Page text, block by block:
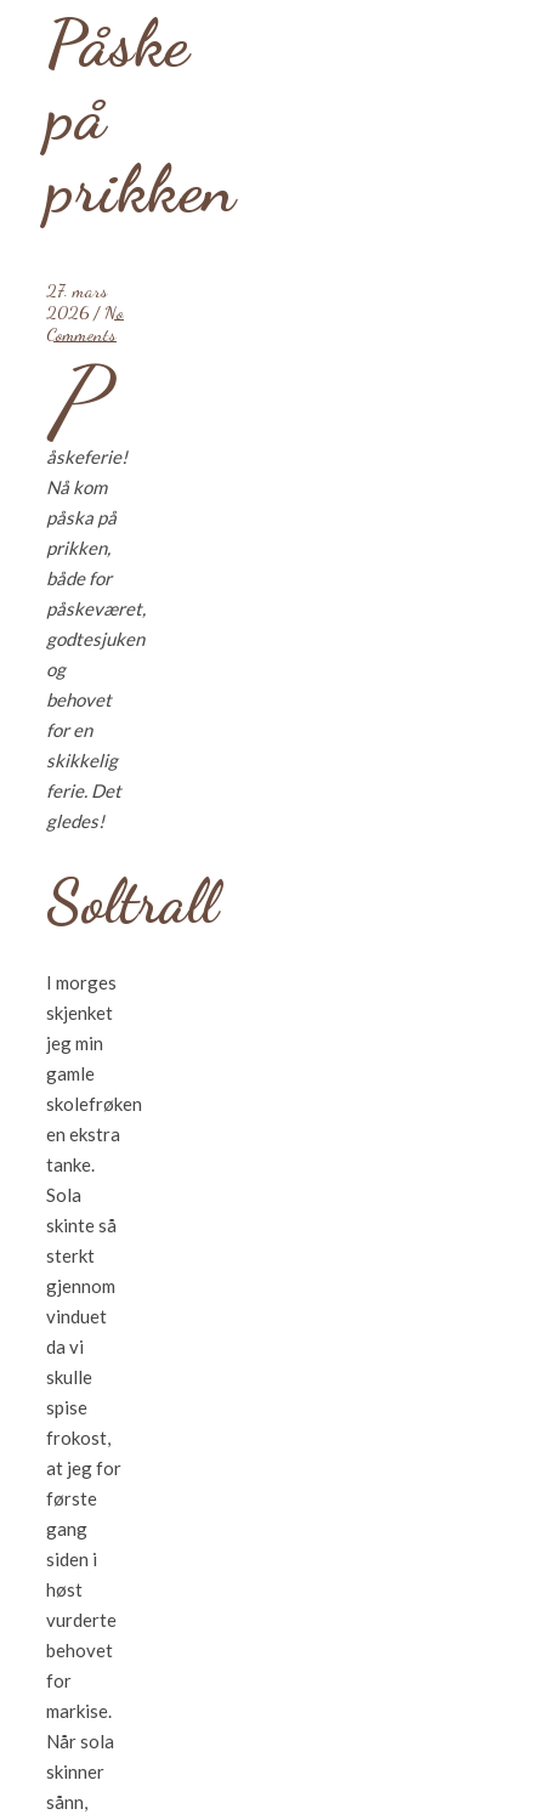
Påske
på
prikken
27. mars
2026 / No
Comments
P
åskeferie!
Nå kom
påska på
prikken,
både for
påskeværet,
godtesjuken
og
behovet
for en
skikkelig
ferie. Det
gledes!
Soltrall
I morges
skjenket
jeg min
gamle
skolefrøken
en ekstra
tanke.
Sola
skinte så
sterkt
gjennom
vinduet
da vi
skulle
spise
frokost,
at jeg for
første
gang
siden i
høst
vurderte
behovet
for
markise.
Når sola
skinner
sånn,